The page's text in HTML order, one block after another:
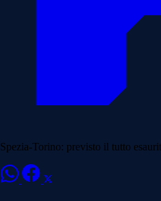
Spezia-Torino: previsto il tutto